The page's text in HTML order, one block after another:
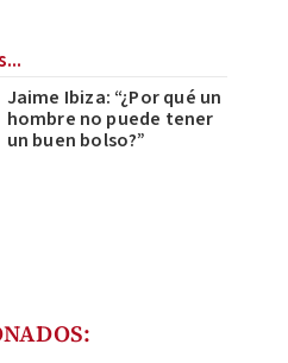
Jaime Ibiza: “¿Por qué un
hombre no puede tener
un buen bolso?”